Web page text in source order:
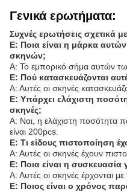
Γενικά ερωτήματα:
Συχνές ερωτήσεις σχετικά
Ε: Ποια είναι η μάρκα
σκηνών;
Α: Το εμπορικό σήμα αυτών
Ε: Πού κατασκευάζονται
Α: Αυτές οι σκηνές
Ε: Υπάρχει ελάχιστη
σκηνές;
Α: Ναι, η ελάχιστη ποσότητα
είναι 200pcs.
Ε: Τι είδους πιστοποίηση
Α: Αυτές οι σκηνές έχουν
Ε: Ποια είναι η συσκευασία
Α: Αυτές οι σκηνές έρχονται με
Ε: Ποιος είναι ο χρόνος